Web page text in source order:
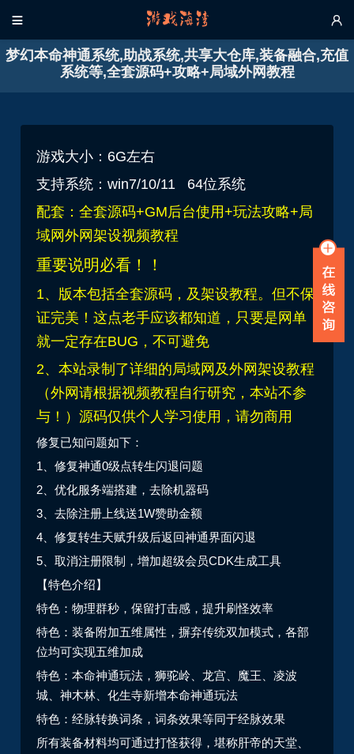
 
梦幻本命神通系统,助战系统,共享大仓库,装备融合,充值
系统等,全套源码+攻略+局域外网教程
游戏大小：6G左右
支持系统：win7/10/11 64位系统
配套：全套源码+GM后台使用+玩法攻略+局
域网外网架设视频教程
重要说明必看！！
1、版本包括全套源码，及架设教程。但不保
证完美！这点老手应该都知道，只要是网单
就一定存在BUG，不可避免
2、本站录制了详细的局域网及外网架设教程
（外网请根据视频教程自行研究，本站不参
与！）源码仅供个人学习使用，请勿商用
修复已知问题如下：
1、修复神通0级点转生闪退问题
2、优化服务端搭建，去除机器码
3、去除注册上线送1W赞助金额
4、修复转生天赋升级后返回神通界面闪退
5、取消注册限制，增加超级会员CDK生成工具
【特色介绍】
特色：物理群秒，保留打击感，提升刷怪效率
特色：装备附加五维属性，摒弃传统双加模式，各部
位均可实现五维加成
特色：本命神通玩法，狮驼岭、龙宫、魔王、凌波
城、神木林、化生寺新增本命神通玩法
特色：经脉转换词条，词条效果等同于经脉效果
所有装备材料均可通过打怪获得，堪称肝帝的天堂、